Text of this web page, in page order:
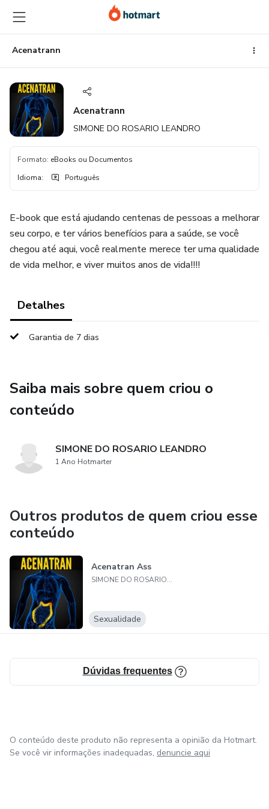
para
o
conteúdo
principal
para
o
pagamento
para
o
rodapé
Acenatrann
Acenatrann
SIMONE DO ROSARIO LEANDRO
Formato: eBooks ou Documentos
Idioma: Português
E-book que está ajudando centenas de pessoas a melhorar
seu corpo, e ter vários benefícios para a saúde, se você
chegou até aqui, você realmente merece ter uma qualidade
de vida melhor, e viver muitos anos de vida!!!!
Detalhes
Garantia de 7 dias
Saiba mais sobre quem criou o
conteúdo
SIMONE DO ROSARIO LEANDRO
1 Ano Hotmarter
Outros produtos de quem criou esse
conteúdo
Acenatran Ass
SIMONE DO ROSARIO LEANDRO
Sexualidade
Dúvidas frequentes
O conteúdo deste produto não representa a opinião da Hotmart.
Se você vir informações inadequadas, denuncie aqui